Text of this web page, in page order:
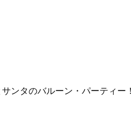
ンタのバルーン・パーティー